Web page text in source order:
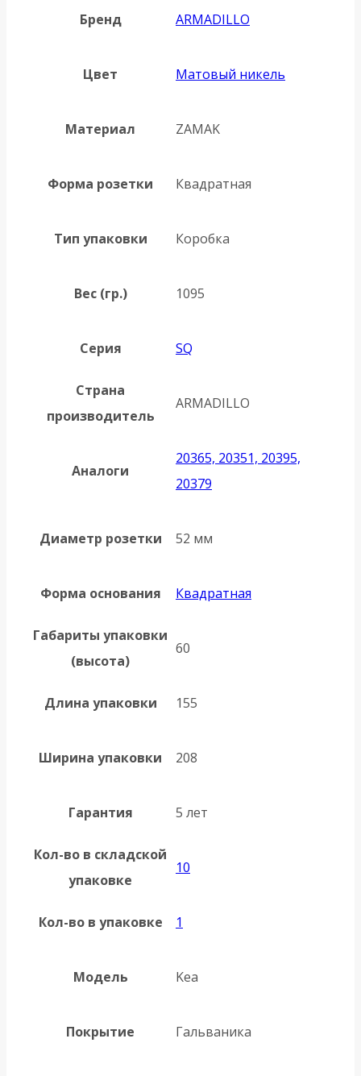
Бренд ARMADILLO
Цвет Матовый никель
Материал ZAMAK
Форма розетки Квадратная
Тип упаковки Коробка
Вес (гр.) 1095
Серия SQ
Страна
производитель
ARMADILLO
Аналоги
20365, 20351, 20395,
20379
Диаметр розетки 52 мм
Форма основания Квадратная
Габариты упаковки
(высота)
60
Длина упаковки 155
Ширина упаковки 208
Гарантия 5 лет
Кол-во в складской
упаковке
10
Кол-во в упаковке 1
Модель Kea
Покрытие Гальваника